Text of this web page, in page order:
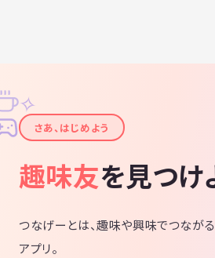
✦
✧
さあ、はじめよう
趣味友を見つけ
つなげーとは、趣味や興味でつながる
アプリ。